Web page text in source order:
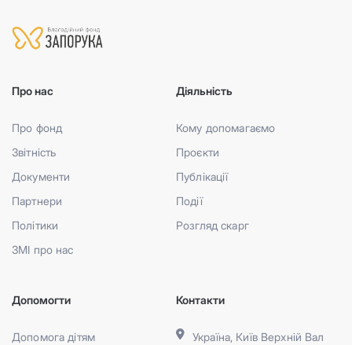
Про нас
Про фонд
Звітність
Документи
Партнери
Політики
ЗМІ про нас
Діяльність
Кому допомагаємо
Проєкти
Публікації
Події
Розгляд скарг
Допомогти
Допомога дітям
Контакти
Україна, Київ Верхній Вал